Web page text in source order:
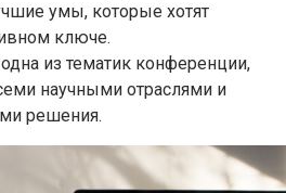
умы, которые хотят
ключе.
из тематик конференции,
научными отраслями и
решения.